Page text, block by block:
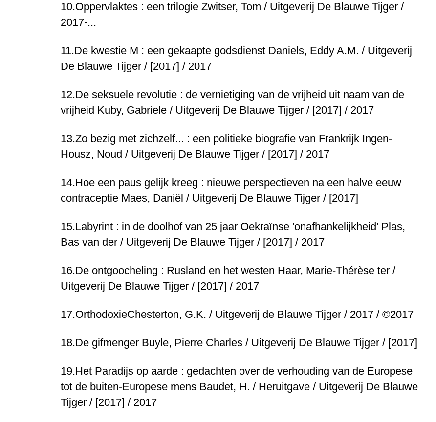
10.Oppervlaktes : een trilogie Zwitser, Tom / Uitgeverij De Blauwe Tijger /
2017-...
11.De kwestie M : een gekaapte godsdienst Daniels, Eddy A.M. / Uitgeverij
De Blauwe Tijger / [2017] / 2017
12.De seksuele revolutie : de vernietiging van de vrijheid uit naam van de
vrijheid Kuby, Gabriele / Uitgeverij De Blauwe Tijger / [2017] / 2017
13.Zo bezig met zichzelf... : een politieke biografie van Frankrijk Ingen-
Housz, Noud / Uitgeverij De Blauwe Tijger / [2017] / 2017
14.Hoe een paus gelijk kreeg : nieuwe perspectieven na een halve eeuw
contraceptie Maes, Daniël / Uitgeverij De Blauwe Tijger / [2017]
15.Labyrint : in de doolhof van 25 jaar Oekraïnse 'onafhankelijkheid' Plas,
Bas van der / Uitgeverij De Blauwe Tijger / [2017] / 2017
16.De ontgoocheling : Rusland en het westen Haar, Marie-Thérèse ter /
Uitgeverij De Blauwe Tijger / [2017] / 2017
17.OrthodoxieChesterton, G.K. / Uitgeverij de Blauwe Tijger / 2017 / ©2017
18.De gifmenger Buyle, Pierre Charles / Uitgeverij De Blauwe Tijger / [2017]
19.Het Paradijs op aarde : gedachten over de verhouding van de Europese
tot de buiten-Europese mens Baudet, H. / Heruitgave / Uitgeverij De Blauwe
Tijger / [2017] / 2017